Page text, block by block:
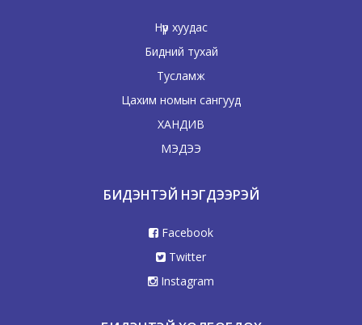
Нүүр хуудас
Бидний тухай
Тусламж
Цахим номын сангууд
ХАНДИВ
МЭДЭЭ
БИДЭНТЭЙ НЭГДЭЭРЭЙ
Facebook
Twitter
Instagram